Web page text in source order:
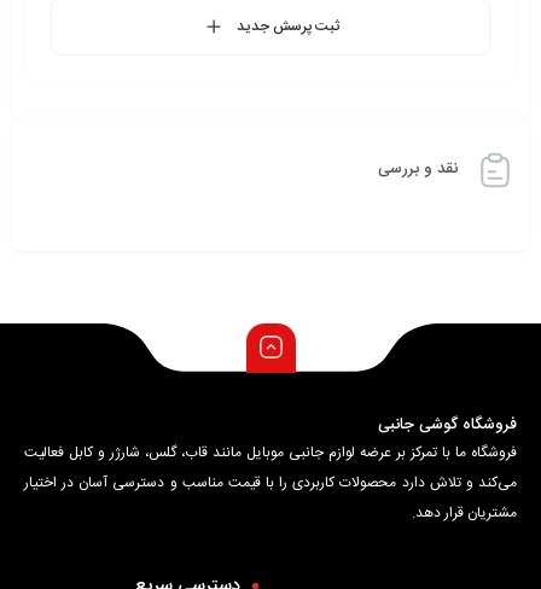
ثبت پرسش جدید
نقد و بررسی
فروشگاه گوشی جانبی
فروشگاه ما با تمرکز بر عرضه لوازم جانبی موبایل مانند قاب، گلس، شارژر و کابل فعالیت
می‌کند و تلاش دارد محصولات کاربردی را با قیمت مناسب و دسترسی آسان در اختیار
مشتریان قرار دهد.